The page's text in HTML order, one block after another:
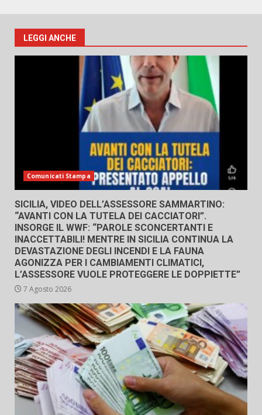
LEGGI ANCHE
Comunicati Stampa
SICILIA, VIDEO DELL’ASSESSORE SAMMARTINO:
“AVANTI CON LA TUTELA DEI CACCIATORI”.
INSORGE IL WWF: “PAROLE SCONCERTANTI E
INACCETTABILI! MENTRE IN SICILIA CONTINUA LA
DEVASTAZIONE DEGLI INCENDI E LA FAUNA
AGONIZZA PER I CAMBIAMENTI CLIMATICI,
L’ASSESSORE VUOLE PROTEGGERE LE DOPPIETTE”
7 Agosto 2026